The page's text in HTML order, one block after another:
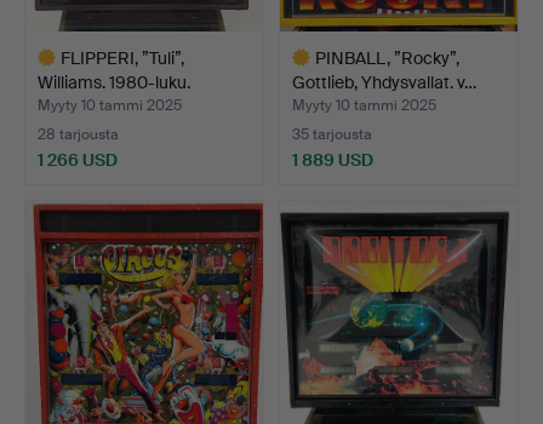
FLIPPERI, ”Tuli”,
Williams. 1980-luku.
Myyty 10 tammi 2025
28 tarjousta
1 266 USD
esine
PINBALL, ”Rocky”,
Gottlieb, Yhdysvallat. v…
Myyty 10 tammi 2025
35 tarjousta
1 889 USD
esine